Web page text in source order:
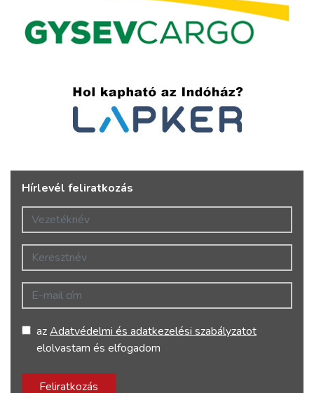
Hírlevél feliratkozás
Vezetéknév
Keresztnév
E-mail cím
azAdatvédelmi és adatkezelési szabályzatot
elolvastam és elfogadom
Feliratkozás